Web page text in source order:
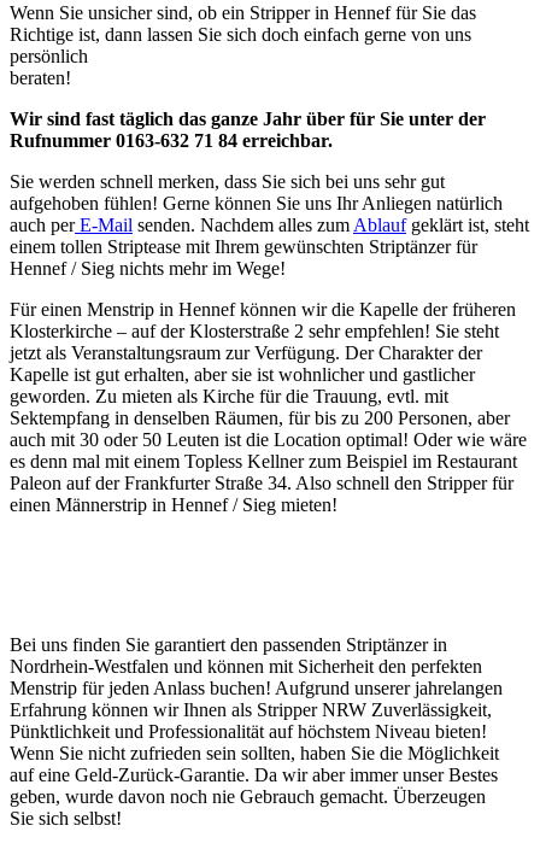
Wenn Sie unsicher sind, ob ein Stripper in Hennef für Sie das
Richtige ist, dann lassen Sie sich doch einfach gerne von uns
persönlich
beraten!
Wir sind fast täglich das ganze Jahr über für Sie unter der
Rufnummer 0163-632 71 84 erreichbar.
Sie werden schnell merken, dass Sie sich bei uns sehr gut
aufgehoben fühlen! Gerne können Sie uns Ihr Anliegen natürlich
auch perE-Mail senden. Nachdem alles zum Ablaufgeklärt ist, steht
einem tollen Striptease mit Ihrem gewünschten Striptänzer für
Hennef / Sieg nichts mehr im Wege!
Für einen Menstrip in Hennef können wir die Kapelle der früheren
Klosterkirche – auf der Klosterstraße 2 sehr empfehlen! Sie steht
jetzt als Veranstaltungsraum zur Verfügung. Der Charakter der
Kapelle ist gut erhalten, aber sie ist wohnlicher und gastlicher
geworden. Zu mieten als Kirche für die Trauung, evtl. mit
Sektempfang in denselben Räumen, für bis zu 200 Personen, aber
auch mit 30 oder 50 Leuten ist die Location optimal! Oder wie wäre
es denn mal mit einem Topless Kellner zum Beispiel im Restaurant
Paleon auf der Frankfurter Straße 34. Also schnell den Stripper für
einen Männerstrip in Hennef / Sieg mieten!
Bei uns finden Sie garantiert den passenden Striptänzer in
Nordrhein-Westfalen und können mit Sicherheit den perfekten
Menstrip für jeden Anlass buchen! Aufgrund unserer jahrelangen
Erfahrung können wir Ihnen als Stripper NRW Zuverlässigkeit,
Pünktlichkeit und Professionalität auf höchstem Niveau bieten!
Wenn Sie nicht zufrieden sein sollten, haben Sie die Möglichkeit
auf eine Geld-Zurück-Garantie. Da wir aber immer unser Bestes
geben, wurde davon noch nie Gebrauch gemacht. Überzeugen
Sie sich selbst!